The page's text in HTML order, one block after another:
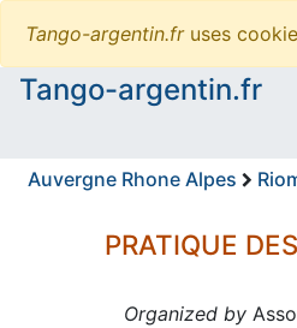
Tango-argentin.fruses
Tango-argentin.fr
Auvergne Rhone Alpes
PRATIQUE
Organized by